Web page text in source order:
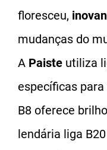
floresceu,
mudanças do
A Paiste utiliza
específicas
B8 oferece
lendária liga